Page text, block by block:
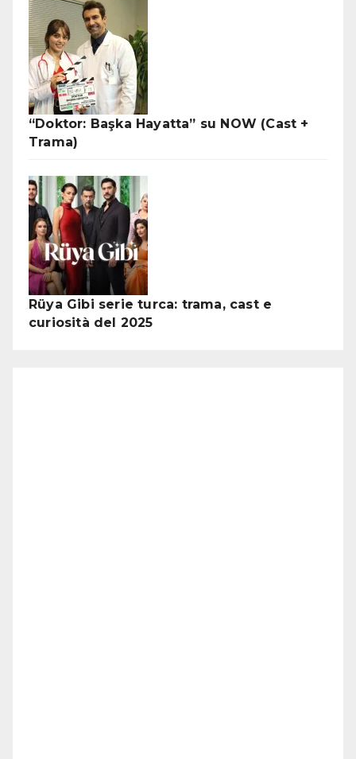
“Doktor: Başka Hayatta” su NOW (Cast +
Trama)
Rüya Gibi serie turca: trama, cast e
curiosità del 2025